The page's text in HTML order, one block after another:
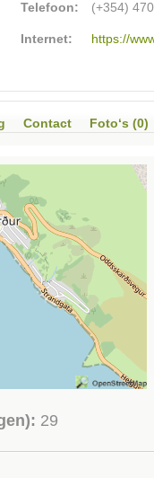
Telefoon: (+354)
Internet: https://
Contact
Foto‘s (0)
29